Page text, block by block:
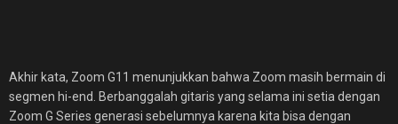
Akhir kata, Zoom G11 menunjukkan bahwa Zoom masih bermain di
segmen hi-end. Berbanggalah gitaris yang selama ini setia dengan
Zoom G Series generasi sebelumnya karena kita bisa dengan